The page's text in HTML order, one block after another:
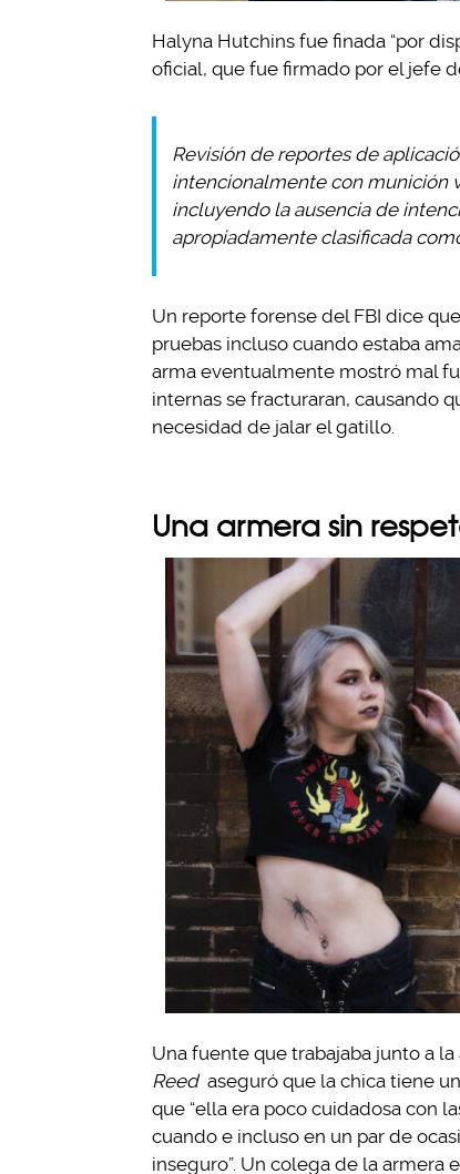
Halyna Hutchins fue finada “por
oficial, que fue firmado por el jefe
Revisión de reportes de
intencionalmente con munición
incluyendo la ausencia de
apropiadamente clasificada
Un reporte forense del FBI dice
pruebas incluso cuando estaba
arma eventualmente mostró mal
internas se fracturaran, causando
necesidad de jalar el gatillo.
Una armera sin
Una fuente que trabajaba junto a
Reed aseguró que la chica tiene
que “ella era poco cuidadosa con
cuando e incluso en un par de
inseguro”. Un colega de la armera